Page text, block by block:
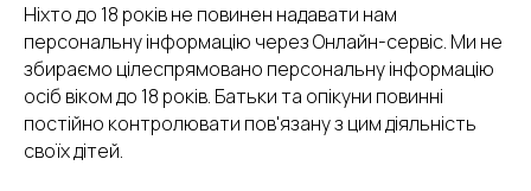
Ніхто до 18 років не повинен надавати нам
персональну інформацію через Онлайн-сервіс. Ми не
збираємо цілеспрямовано персональну інформацію
осіб віком до 18 років. Батьки та опікуни повинні
постійно контролювати пов'язану з цим діяльність
своїх дітей.